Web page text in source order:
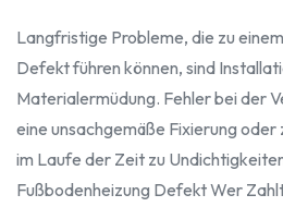
Langfristige Probleme, die zu
Defekt führen können, sind
Materialermüdung. Fehler bei der
eine unsachgemäße Fixierung oder
im Laufe der Zeit zu
Fußbodenheizung Defekt Wer